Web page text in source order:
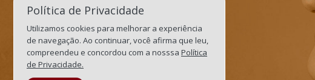
Três de Maio/RS
Cep: 98910-000
recepcaocolonialfm@gmail.com
Política de Privacidade
Utilizamos cookies para melhorar a experiência
de navegação. Ao continuar, você afirma que leu,
compreendeu e concordou com a nosssa Política
de Privacidade.